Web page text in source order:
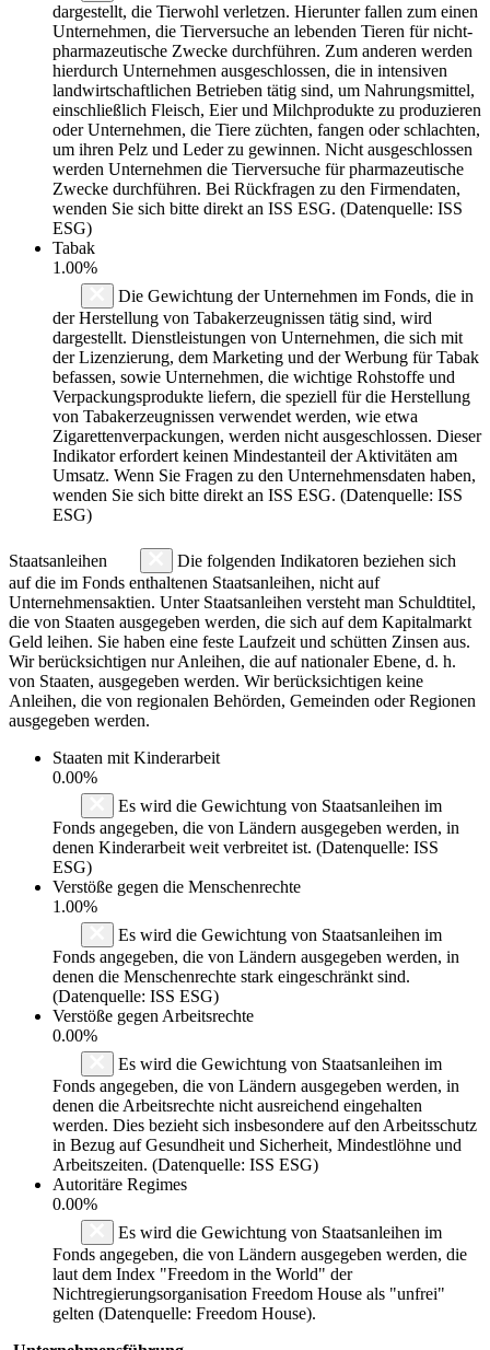
dargestellt, die Tierwohl verletzen. Hierunter fallen zum einen
Unternehmen, die Tierversuche an lebenden Tieren für nicht-
pharmazeutische Zwecke durchführen. Zum anderen werden
hierdurch Unternehmen ausgeschlossen, die in intensiven
landwirtschaftlichen Betrieben tätig sind, um Nahrungsmittel,
einschließlich Fleisch, Eier und Milchprodukte zu produzieren
oder Unternehmen, die Tiere züchten, fangen oder schlachten,
um ihren Pelz und Leder zu gewinnen. Nicht ausgeschlossen
werden Unternehmen die Tierversuche für pharmazeutische
Zwecke durchführen. Bei Rückfragen zu den Firmendaten,
wenden Sie sich bitte direkt an ISS ESG. (Datenquelle: ISS
ESG)
Tabak
1.00%
Die Gewichtung der Unternehmen im Fonds, die in
der Herstellung von Tabakerzeugnissen tätig sind, wird
dargestellt. Dienstleistungen von Unternehmen, die sich mit
der Lizenzierung, dem Marketing und der Werbung für Tabak
befassen, sowie Unternehmen, die wichtige Rohstoffe und
Verpackungsprodukte liefern, die speziell für die Herstellung
von Tabakerzeugnissen verwendet werden, wie etwa
Zigarettenverpackungen, werden nicht ausgeschlossen. Dieser
Indikator erfordert keinen Mindestanteil der Aktivitäten am
Umsatz. Wenn Sie Fragen zu den Unternehmensdaten haben,
wenden Sie sich bitte direkt an ISS ESG. (Datenquelle: ISS
ESG)
Staatsanleihen
Die folgenden Indikatoren beziehen sich
auf die im Fonds enthaltenen Staatsanleihen, nicht auf
Unternehmensaktien. Unter Staatsanleihen versteht man Schuldtitel,
die von Staaten ausgegeben werden, die sich auf dem Kapitalmarkt
Geld leihen. Sie haben eine feste Laufzeit und schütten Zinsen aus.
Wir berücksichtigen nur Anleihen, die auf nationaler Ebene, d. h.
von Staaten, ausgegeben werden. Wir berücksichtigen keine
Anleihen, die von regionalen Behörden, Gemeinden oder Regionen
ausgegeben werden.
Staaten mit Kinderarbeit
0.00%
Es wird die Gewichtung von Staatsanleihen im
Fonds angegeben, die von Ländern ausgegeben werden, in
denen Kinderarbeit weit verbreitet ist. (Datenquelle: ISS
ESG)
Verstöße gegen die Menschenrechte
1.00%
Es wird die Gewichtung von Staatsanleihen im
Fonds angegeben, die von Ländern ausgegeben werden, in
denen die Menschenrechte stark eingeschränkt sind.
(Datenquelle: ISS ESG)
Verstöße gegen Arbeitsrechte
0.00%
Es wird die Gewichtung von Staatsanleihen im
Fonds angegeben, die von Ländern ausgegeben werden, in
denen die Arbeitsrechte nicht ausreichend eingehalten
werden. Dies bezieht sich insbesondere auf den Arbeitsschutz
in Bezug auf Gesundheit und Sicherheit, Mindestlöhne und
Arbeitszeiten. (Datenquelle: ISS ESG)
Autoritäre Regimes
0.00%
Es wird die Gewichtung von Staatsanleihen im
Fonds angegeben, die von Ländern ausgegeben werden, die
laut dem Index "Freedom in the World" der
Nichtregierungsorganisation Freedom House als "unfrei"
gelten (Datenquelle: Freedom House).